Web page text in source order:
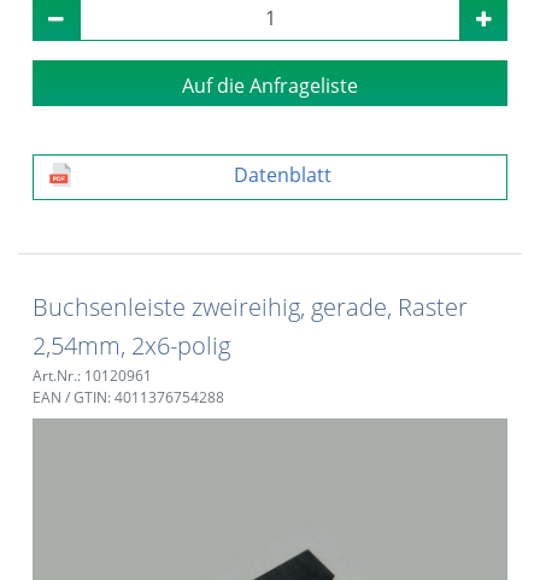
Auf die Anfrageliste
Datenblatt
Buchsenleiste zweireihig, gerade, Raster
2,54mm, 2x6-polig
Art.Nr.: 10120961
EAN / GTIN: 4011376754288